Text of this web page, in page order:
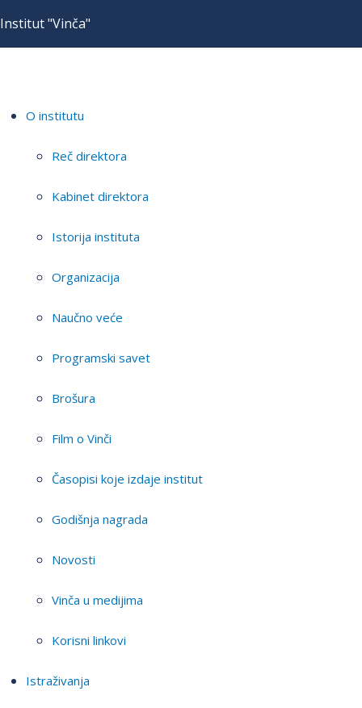
Institut "Vinča"
O institutu
Reč direktora
Kabinet direktora
Istorija instituta
Organizacija
Naučno veće
Programski savet
Brošura
Film o Vinči
Časopisi koje izdaje institut
Godišnja nagrada
Novosti
Vinča u medijima
Korisni linkovi
Istraživanja